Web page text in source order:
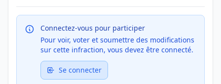
Connectez-vous pour participer
Pour voir, voter et soumettre des modifications
sur cette infraction, vous devez être connecté.
Se connecter